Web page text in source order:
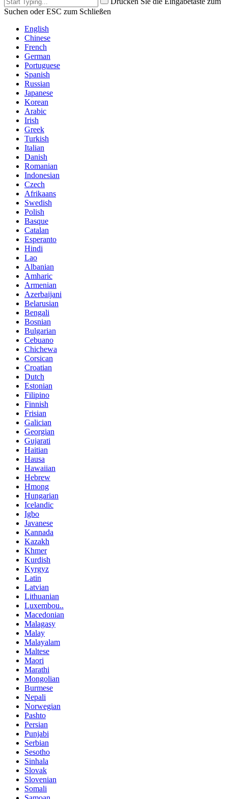
Suchen oder ESC zum Schließen
English
Chinese
French
German
Portuguese
Spanish
Russian
Japanese
Korean
Arabic
Irish
Greek
Turkish
Italian
Danish
Romanian
Indonesian
Czech
Afrikaans
Swedish
Polish
Basque
Catalan
Esperanto
Hindi
Lao
Albanian
Amharic
Armenian
Azerbaijani
Belarusian
Bengali
Bosnian
Bulgarian
Cebuano
Chichewa
Corsican
Croatian
Dutch
Estonian
Filipino
Finnish
Frisian
Galician
Georgian
Gujarati
Haitian
Hausa
Hawaiian
Hebrew
Hmong
Hungarian
Icelandic
Igbo
Javanese
Kannada
Kazakh
Khmer
Kurdish
Kyrgyz
Latin
Latvian
Lithuanian
Luxembou..
Macedonian
Malagasy
Malay
Malayalam
Maltese
Maori
Marathi
Mongolian
Burmese
Nepali
Norwegian
Pashto
Persian
Punjabi
Serbian
Sesotho
Sinhala
Slovak
Slovenian
Somali